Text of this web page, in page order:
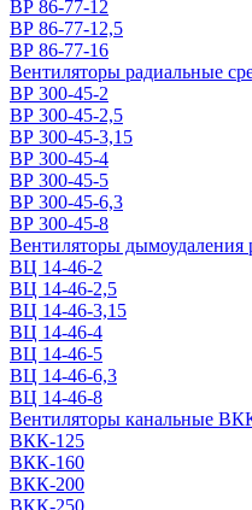
ВР 86-77-12
ВР 86-77-12,5
ВР 86-77-16
Вентиляторы радиальные
ВР 300-45-2
ВР 300-45-2,5
ВР 300-45-3,15
ВР 300-45-4
ВР 300-45-5
ВР 300-45-6,3
ВР 300-45-8
Вентиляторы дымоудаления
ВЦ 14-46-2
ВЦ 14-46-2,5
ВЦ 14-46-3,15
ВЦ 14-46-4
ВЦ 14-46-5
ВЦ 14-46-6,3
ВЦ 14-46-8
Вентиляторы канальные
ВКК-125
ВКК-160
ВКК-200
ВКК-250